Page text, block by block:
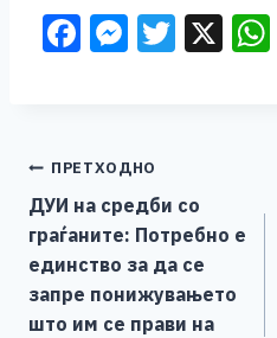
F
b
o
o
k
M
n
g
er
T X
Навигација
на
напис
ПРЕТХОДНО
ДУИ на средби со
граѓаните: Потребно е
единство за да се
запре понижувањето
што им се прави на